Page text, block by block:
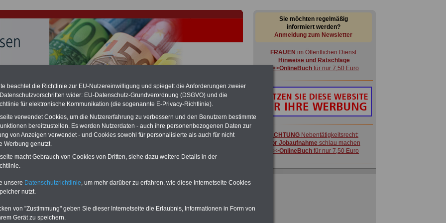
hat die Landesbesoldung von Berlin für die Jahre 2008 bis
erklärt (Berlin muss bisMärz 2027 eine Neuregelung der
die zun hohen Nachzahlungen führen wird). Auch beim Bund
alle (!) Beamtezwischen mind.3.000 und 13.000 Euro,rechnen. Der INFO-
hierzu eine Broschüre heraus, die unmittelbar nach dem Beschluss des
der Bundesregierung vorgelegt wird (wahrscheinlich im Quartal.2026
der Broschüre
Pflegebedürftigkeit
für Beamtinnen
versorgungsrecht
wichtigen Themen für Beamte und dem Öff.
Sie möchten regelmäßig
informiert werden?
Anmeldung zum Newsletter
FRAUEN im Öffentlichen Dienst:
Hinweise und Ratschläge
>>>OnlineBuch für nur 7,50 Euro
ACHTUNG Nebentätigkeitsrecht:
vor Jobaufnahmeschlau machen
>>>OnlineBuch für nur 7,50 Euro
beachtet die Richtlinie zur EU-Nutzereinwilligung und spiegelt die Anforderungen zweier
wider: EU-Datenschutz-Grundverordnung (DSGVO) und die
für elektronische Kommunikation (die sogenannte E-Privacy-Richtlinie).
verwendet Cookies, um die Nutzererfahrung zu verbessern und den Benutzern bestimmte
bereitzustellen. Es werden Nutzerdaten - auch ihre personenbezogenen Daten zur
von Anzeigen verwendet - und Cookies sowohl für personalisierte als auch für nicht
Werbung genutzt.
macht Gebrauch von Cookies von Dritten, siehe dazu weitere Details in der
unsere Datenschutzrichtlinie , um mehr darüber zu erfahren, wie diese Internetseite Cookies
nutzt.
von "Zustimmung" geben Sie dieser Internetseite die Erlaubnis, Informationen in Form von
Gerät zu speichern.